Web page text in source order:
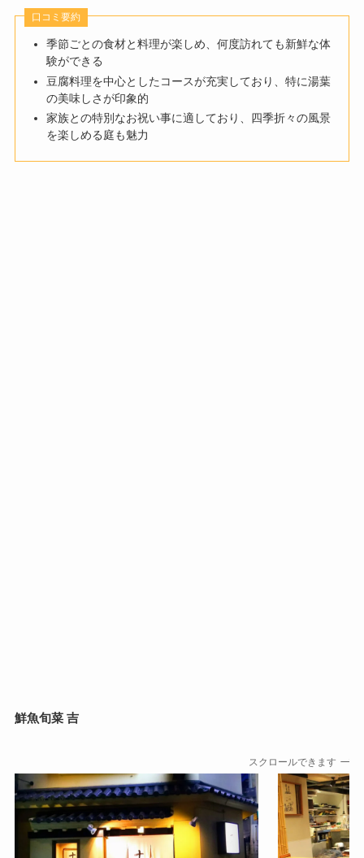
口コミ要約
季節ごとの食材と料理が楽しめ、何度訪れても新鮮な体
験ができる
豆腐料理を中心としたコースが充実しており、特に湯葉
の美味しさが印象的
家族との特別なお祝い事に適しており、四季折々の風景
を楽しめる庭も魅力
鮮魚旬菜 吉
スクロールできます